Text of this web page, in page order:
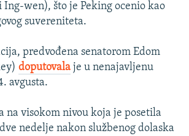
Ing-wen), što je Peking ocenio kao
suvereniteta.
predvođena senatorom Edom
doputovala je u nenajavljenu
avgusta.
na visokom nivou koja je posetila
nedelje nakon službenog dolaska